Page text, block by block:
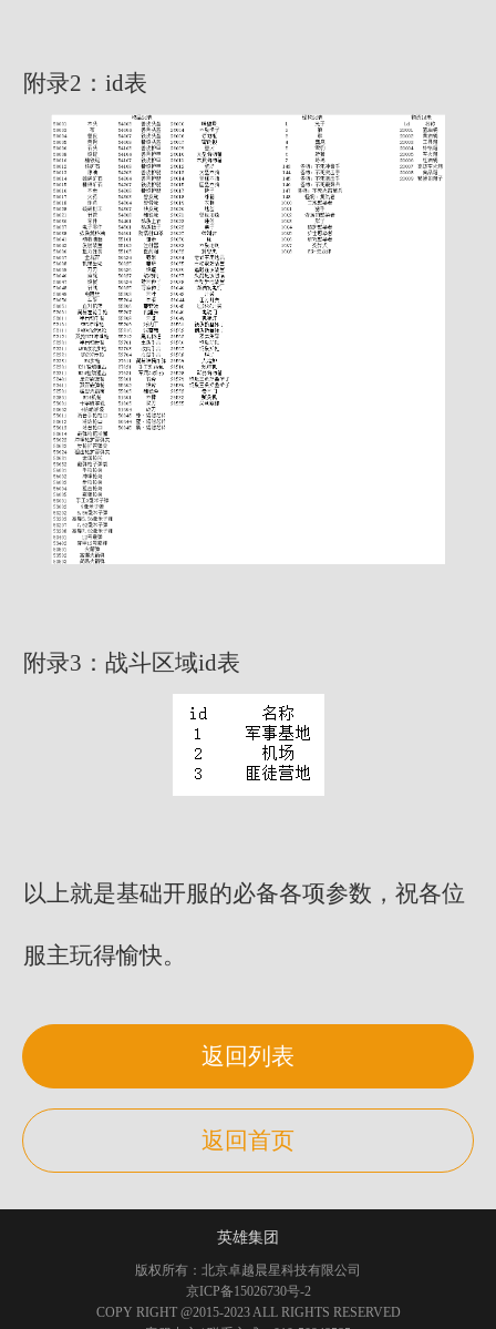
附录2：id表
附录3：战斗区域id表
以上就是基础开服的必备各项参数，祝各位
服主玩得愉快。
返回列表
返回首页
英雄集团
版权所有：北京卓越晨星科技有限公司
京ICP备15026730号-2
COPY RIGHT @2015-2023 ALL RIGHTS RESERVED